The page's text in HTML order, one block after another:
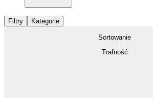
Filtry Kategorie
Sortowanie
Trafność